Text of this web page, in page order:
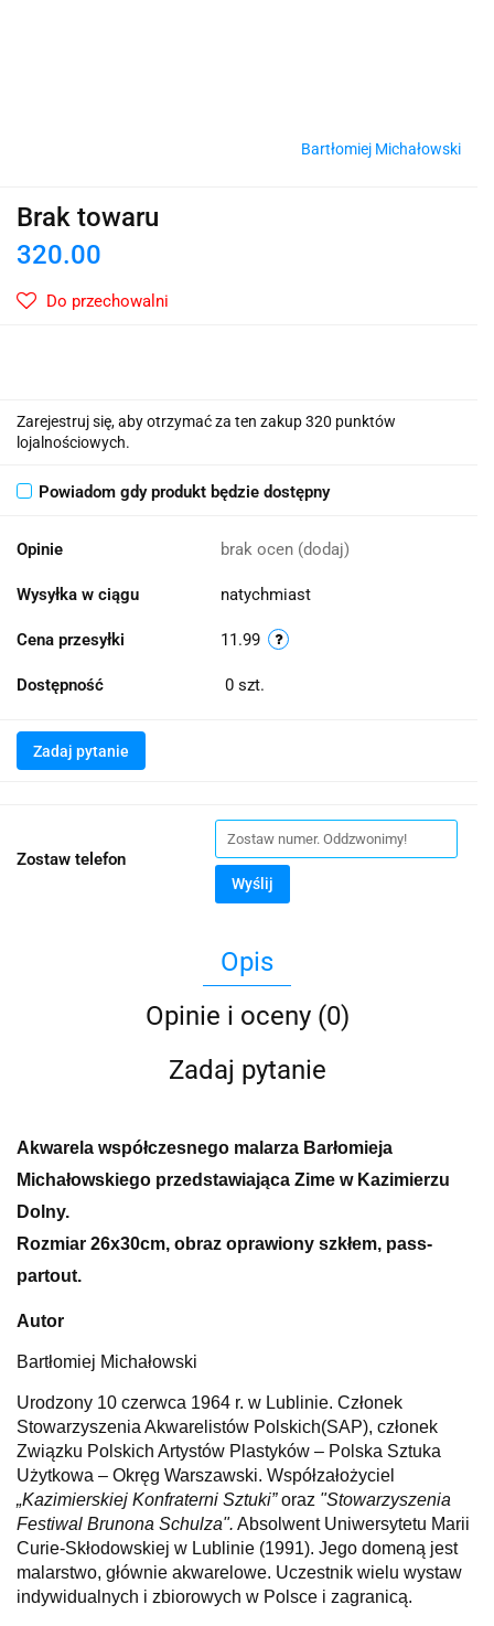
Bartłomiej Michałowski
Brak towaru
320.00
Do przechowalni
Zarejestruj się, aby otrzymać za ten zakup 320 punktów
lojalnościowych.
Powiadom gdy produkt będzie dostępny
Opinie brak ocen (dodaj)
Wysyłka w ciągu natychmiast
Cena przesyłki 11.99
Dostępność 0 szt.
Zadaj pytanie
Zostaw telefon
Wyślij
Opis
Opinie i oceny (0)
Zadaj pytanie
Akwarela współczesnego malarza Barłomieja
Michałowskiego przedstawiająca Zime w Kazimierzu
Dolny.
Rozmiar 26x30cm, obraz oprawiony szkłem, pass-
partout.
Autor
Bartłomiej Michałowski
Urodzony 10 czerwca 1964 r. w Lublinie. Członek
Stowarzyszenia Akwarelistów Polskich(SAP), członek
Związku Polskich Artystów Plastyków – Polska Sztuka
Użytkowa – Okręg Warszawski. Współzałożyciel
„Kazimierskiej Konfraterni Sztuki”oraz "Stowarzyszenia
Festiwal Brunona Schulza". Absolwent Uniwersytetu Marii
Curie-Skłodowskiej w Lublinie (1991). Jego domeną jest
malarstwo, głównie akwarelowe. Uczestnik wielu wystaw
indywidualnych i zbiorowych w Polsce i zagranicą.